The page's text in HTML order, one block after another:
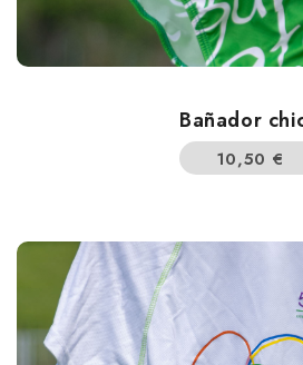
Bañador
10,50 €